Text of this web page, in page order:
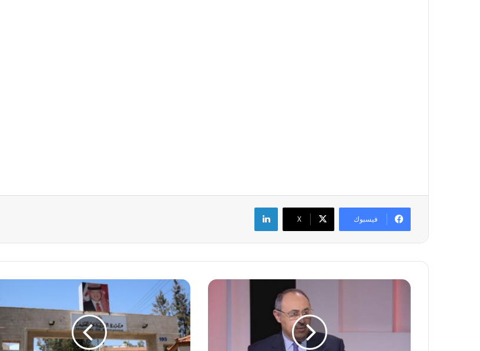
فيسبوك ‫X
د
ن
د
ف
ع
ة
ت
ع